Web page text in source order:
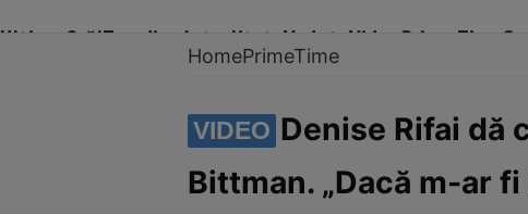
Ultima Oră!Trending Actualitate Vedete Video Prime Time
Românii au talentSurvivor România Chefi
HomePrimeTime
VIDEO Denise Rifai dă
Bittman. „Dacă m-ar